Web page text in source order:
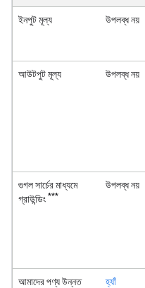
ইনপুট মূল্য উপলব্ধ নয়
আউটপুট মূল্য উপলব্ধ নয়
গুগল সার্চের মাধ্যমে
গ্রাউন্ডিং ***
উপলব্ধ নয়
আমাদের পণ্য উন্নত
হ্যাঁ